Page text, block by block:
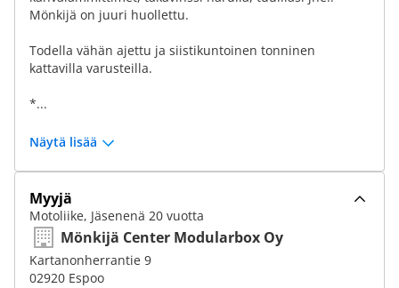
Mönkijä on juuri huollettu.
Todella vähän ajettu ja siistikuntoinen tonninen
kattavilla varusteilla.
*...
Näytä lisää
Myyjä
Motoliike, Jäsenenä 20 vuotta
Mönkijä Center Modularbox Oy
Kartanonherrantie 9
02920 Espoo